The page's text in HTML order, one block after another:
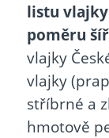
listu vlajky
poměru
vlajky
vlajky
stříbrné a
hmotově